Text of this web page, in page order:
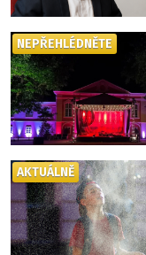
NEPŘEHLÉDNĚTE
AKTUÁLNĚ